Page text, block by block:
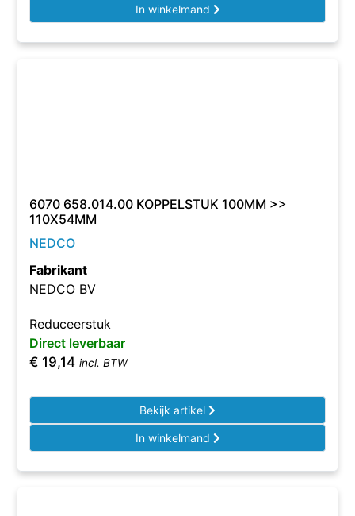
In winkelmand
6070 658.014.00 KOPPELSTUK 100MM >>
110X54MM
NEDCO
Fabrikant
NEDCO BV
Reduceerstuk
Direct leverbaar
€ 19,14 incl. BTW
Bekijk artikel
In winkelmand